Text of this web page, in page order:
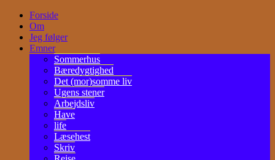
Forside
Om
Jeg følger
Emner
Sommerhus
Bæredygtighed
Det (mor)somme liv
Ugens stener
Arbejdsliv
Have
life
Læsehest
Skriv